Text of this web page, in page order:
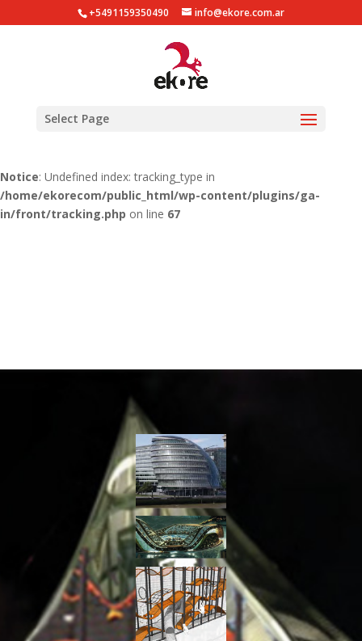
Notice: Undefined index: tracking_type in
/home/ekorecom/public_html/wp-content/plugins/ga-
/home/ekorecom/public_html/wp-content/plugins/ga-
Notice: Undefined index: tracking_type in
/home/ekorecom/public_html/wp-content/plugins/ga-
in/front/tracking.php on line 67
+5491159350490 info@ekore.com.ar
Select Page